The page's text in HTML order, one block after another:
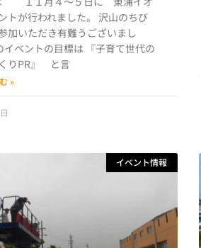
が行われました。 沢山のちび
加いただき有難うございまし
ベントの目標は 『子育て世代の
りPR』 と言
»
イベント情報